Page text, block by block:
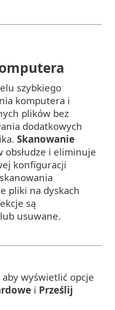
szybkiego
komputera i
plików bez
dodatkowych
Skanowanie
obsłudze i eliminuje
konfiguracji
pliki na dyskach
są
usuwane.
aby wyświetlić opcje
i Prześlij